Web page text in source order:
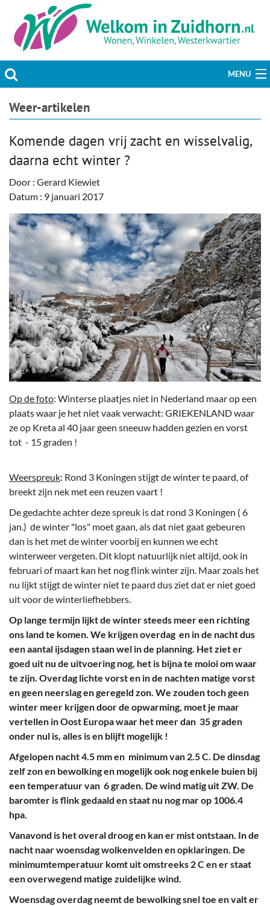
MENU
Actueel
Welzijn & Maatschappij
Bedrijven
Prikbord & Aanbiedingen
Plaats bericht
Weer-artikelen
Komende dagen vrij zacht en wisselvalig,
daarna echt winter ?
Door : Gerard Kiewiet
Datum : 9 januari 2017
Op de foto: Winterse plaatjes niet in Nederland maar op een
plaats waar je het niet vaak verwacht: GRIEKENLAND waar
ze op Kreta al 40 jaar geen sneeuw hadden gezien en vorst
tot - 15 graden !
Weerspreuk: Rond 3 Koningen stijgt de winter te paard, of
breekt zijn nek met een reuzen vaart !
De gedachte achter deze spreuk is dat rond 3 Koningen ( 6
jan.) de winter "los" moet gaan, als dat niet gaat gebeuren
dan is het met de winter voorbij en kunnen we echt
winterweer vergeten. Dit klopt natuurlijk niet altijd, ook in
februari of maart kan het nog flink winter zijn. Maar zoals het
nu lijkt stijgt de winter niet te paard dus ziet dat er niet goed
uit voor de winterliefhebbers.
Op lange termijn lijkt de winter steeds meer een richting
ons land te komen. We krijgen overdag en in de nacht dus
een aantal ijsdagen staan wel in de planning. Het ziet er
goed uit nu de uitvoering nog, het is bijna te moioi om waar
te zijn. Overdag lichte vorst en in de nachten matige vorst
en geen neerslag en geregeld zon. We zouden toch geen
winter meer krijgen door de opwarming, moet je maar
vertellen in Oost Europa waar het meer dan 35 graden
onder nul is, alles is en blijft mogelijk !
Afgelopen nacht 4.5 mm en minimum van 2.5 C. De dinsdag
zelf zon en bewolking en mogelijk ook nog enkele buien bij
een temperatuur van 6 graden. De wind matig uit ZW. De
baromter is flink gedaald en staat nu nog mar op 1006.4
hpa.
Vanavond is het overal droog en kan er mist ontstaan. In de
nacht naar woensdag wolkenvelden en opklaringen. De
minimumtemperatuur komt uit omstreeks 2 C en er staat
een overwegend matige zuidelijke wind.
Woensdag overdag neemt de bewolking snel toe en valt er